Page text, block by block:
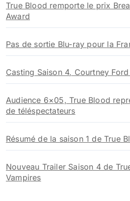
True Blood remporte le prix
Award
Pas de sortie Blu-ray pour la
Casting Saison 4, Courtney
Audience 6×05, True Blood
de téléspectateurs
Résumé de la saison 1 de True
Nouveau Trailer Saison 4 de
Vampires